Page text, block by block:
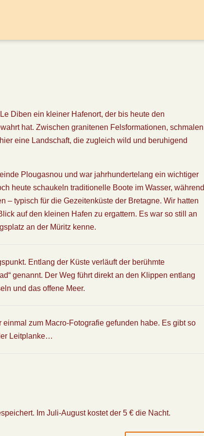
Diben ein kleiner Hafenort, der bis heute den
hat. Zwischen granitenen Felsformationen, schmalen
eine Landschaft, die zugleich wild und beruhigend
Plougasnou und war jahrhundertelang ein wichtiger
heute schaukeln traditionelle Boote im Wasser, während
– typisch für die Gezeitenküste der Bretagne. Wir hatten
auf den kleinen Hafen zu ergattern. Es war so still an
an der Müritz kenne.
Entlang der Küste verläuft der berühmte
genannt. Der Weg führt direkt an den Klippen entlang
und das offene Meer.
zum Macro-Fotografie gefunden habe. Es gibt so
Leitplanke…
Im Juli-August kostet der 5 € die Nacht.